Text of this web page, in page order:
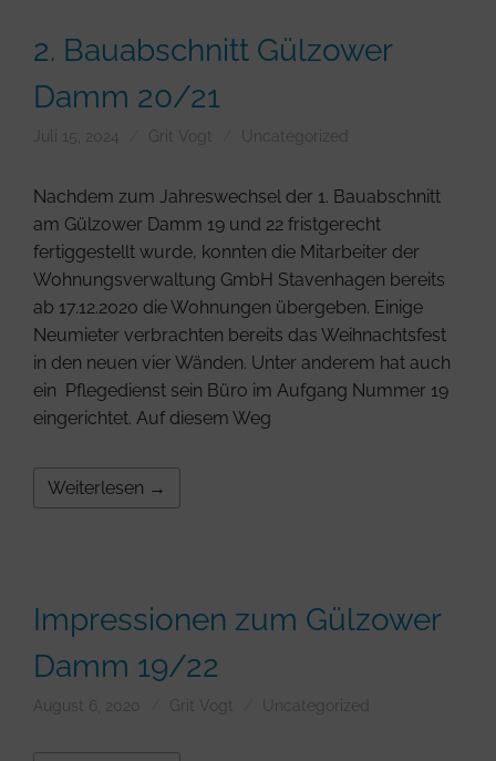
2. Bauabschnitt Gülzower
Damm 20/21
Juli 15, 2024 Grit Vogt Uncategorized
Nachdem zum Jahreswechsel der 1. Bauabschnitt
am Gülzower Damm 19 und 22 fristgerecht
fertiggestellt wurde, konnten die Mitarbeiter der
Wohnungsverwaltung GmbH Stavenhagen bereits
ab 17.12.2020 die Wohnungen übergeben. Einige
Neumieter verbrachten bereits das Weihnachtsfest
in den neuen vier Wänden. Unter anderem hat auch
ein Pflegedienst sein Büro im Aufgang Nummer 19
eingerichtet. Auf diesem Weg
Weiterlesen →
Impressionen zum Gülzower
Damm 19/22
August 6, 2020 Grit Vogt Uncategorized